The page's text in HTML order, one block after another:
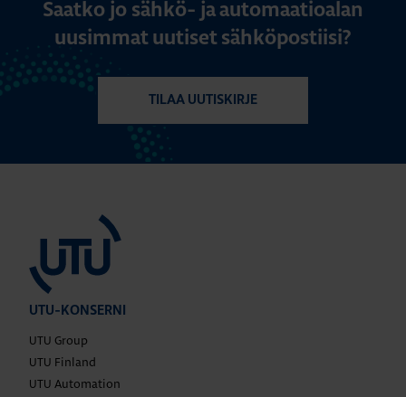
Saatko jo sähkö- ja automaatioalan
uusimmat uutiset sähköpostiisi?
TILAA UUTISKIRJE
UTU-KONSERNI
UTU Group
UTU Finland
UTU Automation